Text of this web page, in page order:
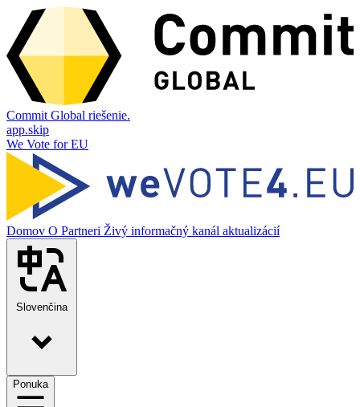
Commit Global riešenie.
app.skip
We Vote for EU
Domov O Partneri Živý informačný kanál aktualizácií
Slovenčina
Ponuka